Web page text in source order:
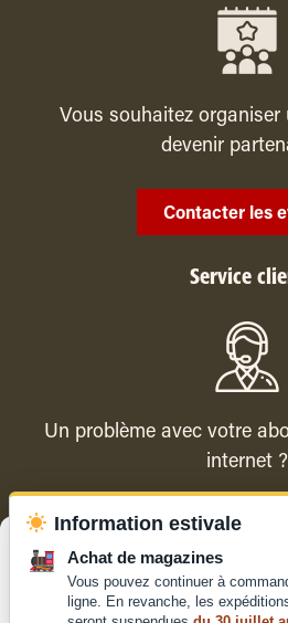
Pour offrir les meilleures expériences,
telles que les cookies pour stocker et/ou
Vous souhaitez organiser
devenir
Contacter les
Service
Un problème avec votre
internet ?
Contacter le
Information estivale
Achat de magazines
Vous pouvez continuer à
ligne. En revanche, les